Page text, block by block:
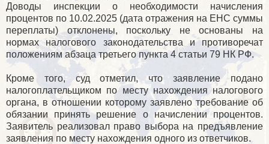
Доводы инспекции о необходимости начисления
процентов по 10.02.2025 (дата отражения на ЕНС суммы
переплаты) отклонены, поскольку не основаны на
нормах налогового законодательства и противоречат
положениям абзаца третьего пункта 4 статьи 79 НК РФ.
Кроме того, суд отметил, что заявление подано
налогоплательщиком по месту нахождения налогового
органа, в отношении которому заявлено требование об
обязании принять решение о начислении процентов.
Заявитель реализовал право выбора на предъявление
заявления по месту нахождения одного из ответчиков.